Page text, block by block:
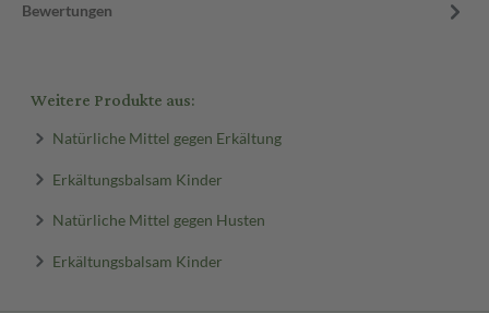
Bewertungen
Weitere Produkte aus:
Natürliche Mittel gegen Erkältung
Erkältungsbalsam Kinder
Natürliche Mittel gegen Husten
Erkältungsbalsam Kinder